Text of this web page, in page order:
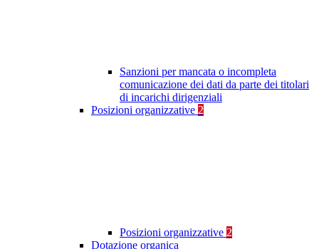
Sanzioni per mancata o incompleta
comunicazione dei dati da parte dei titolari
di incarichi dirigenziali
Posizioni organizzative 2
Posizioni organizzative 2
Dotazione organica